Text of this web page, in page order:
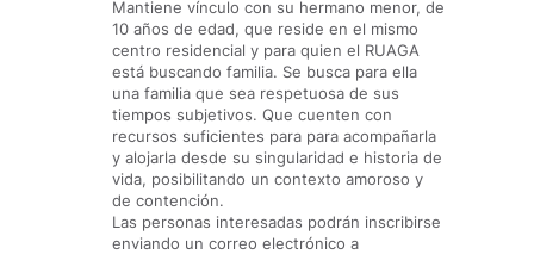
Mantiene vínculo con su hermano menor, de
10 años de edad, que reside en el mismo
centro residencial y para quien el RUAGA
está buscando familia. Se busca para ella
una familia que sea respetuosa de sus
tiempos subjetivos. Que cuenten con
recursos suficientes para para acompañarla
y alojarla desde su singularidad e historia de
vida, posibilitando un contexto amoroso y
de contención.
Las personas interesadas podrán inscribirse
enviando un correo electrónico a